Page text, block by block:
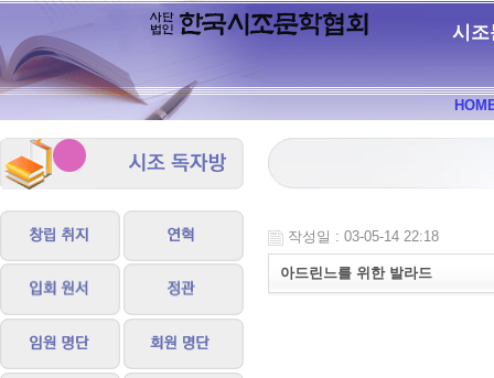
시조
작성일 : 03-05-14 22:18
아드린느를 위한 발라드